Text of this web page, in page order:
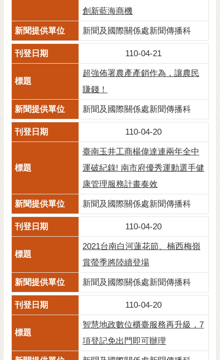
民
信
箱
English
日
語
隱
私
及
政
策
網
站
資
開
放
宣
告
市
交
創新藍海商機
新聞及國際關係處新聞傳播科
110-04-21
超強佈署農產產銷作為，讓農民
賺錢！
新聞及國際關係處新聞傳播科
110-04-20
臺南玉井工商楊偉達連兩年全中
運破紀錄! 南市府優秀運動選手健
康管理服務計畫奏效
新聞及國際關係處新聞傳播科
110-04-20
2021台南白河蓮花節、楠西梅嶺
賞螢季將陸續登場
新聞及國際關係處新聞傳播科
110-04-20
智慧地政數位櫃臺服務再升級，7
項登記免出門即可辦理